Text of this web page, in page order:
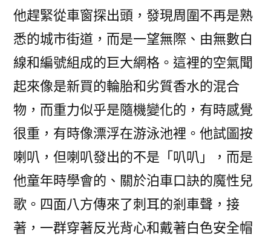
他趕緊從車窗探出頭，發現周圍不再是熟
悉的城市街道，而是一望無際、由無數白
線和編號組成的巨大網格。這裡的空氣聞
起來像是新買的輪胎和劣質香水的混合
物，而重力似乎是隨機變化的，有時感覺
很重，有時像漂浮在游泳池裡。他試圖按
喇叭，但喇叭發出的不是「叭叭」，而是
他童年時學會的、關於泊車口訣的魔性兒
歌。四面八方傳來了刺耳的剎車聲，接
著，一群穿著反光背心和戴著白色安全帽